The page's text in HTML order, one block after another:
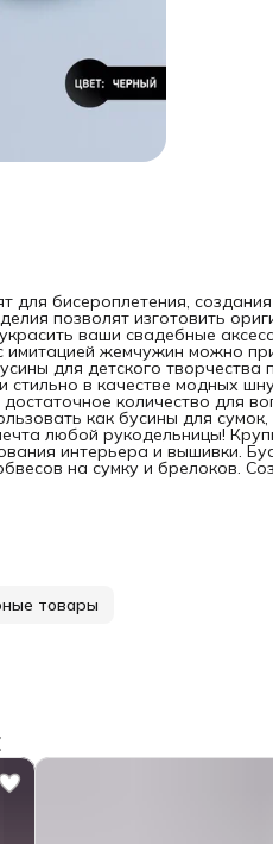
бисероплетения,
позволят изготовить
ваши свадебные
имитацией жемчужин можно
для детского
стильно в качестве модных
количество для
как бусины для
любой рукодельницы!
интерьера и вышивки.
на сумку и брелоков.
товары